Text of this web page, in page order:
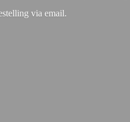
via email.